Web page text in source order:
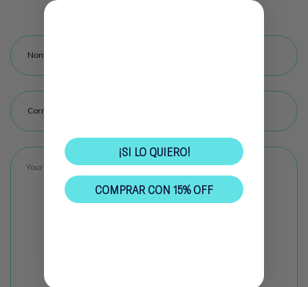
Nonbre
Correo electrónico
¡SI LO QUIERO!
COMPRAR CON 15% OFF